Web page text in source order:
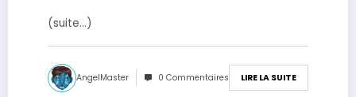
(suite…)
AngelMaster 0 Commentaires LIRE LA SUITE